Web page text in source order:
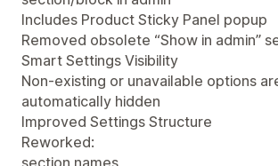
Includes Product Sticky Panel popup
Removed obsolete “Show in admin”
Smart Settings Visibility
Non-existing or unavailable options
automatically hidden
Improved Settings Structure
Reworked:
section names